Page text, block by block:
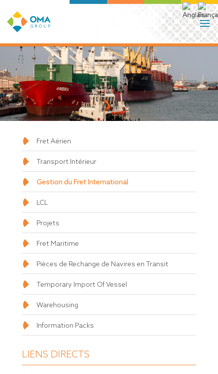
Fret Aérien
Transport Intérieur
Gestion du Fret International
LCL
Projets
Fret Maritime
Pièces de Rechange de Navires en Transit
Temporary Import Of Vessel
Warehousing
Information Packs
LIENS DIRECTS